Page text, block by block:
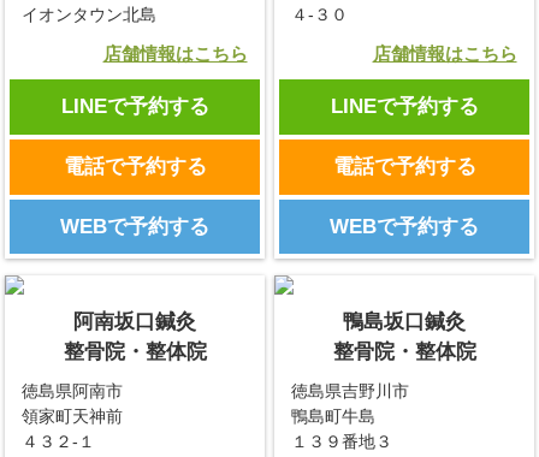
イオンタウン北島
店舗情報はこちら
LINEで予約する
電話で予約する
WEBで予約する
４-３０
店舗情報はこちら
LINEで予約する
電話で予約する
WEBで予約する
阿南坂口鍼灸
整骨院・整体院
徳島県阿南市
領家町天神前
４３２-１
鴨島坂口鍼灸
整骨院・整体院
徳島県吉野川市
鴨島町牛島
１３９番地３